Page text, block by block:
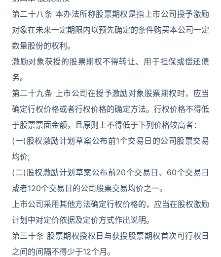
第二十八条 本办法所称股票期权是指上市公司授予激励
对象在未来一定期限内以预先确定的条件购买本公司一定
数量股份的权利。
激励对象获授的股票期权不得转让、用于担保或偿还债
务。
第二十九条 上市公司在授予激励对象股票期权时，应当
确定行权价格或者行权价格的确定方法。行权价格不得低
于股票票面金额，且原则上不得低于下列价格较高者：
(一)股权激励计划草案公布前1个交易日的公司股票交易
均价;
(二)股权激励计划草案公布前20个交易日、60个交易日
或者120个交易日的公司股票交易均价之一。
上市公司采用其他方法确定行权价格的，应当在股权激励
计划中对定价依据及定价方式作出说明。
第三十条 股票期权授权日与获授股票期权首次可行权日
之间的间隔不得少于12个月。